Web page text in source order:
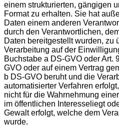
einem strukturierten, gängigen
Format zu erhalten. Sie hat
Daten einem anderen
durch den Verantwortlichen,
Daten bereitgestellt wurden, zu
Verarbeitung auf der
Buchstabe a DS-GVO oder Art.
GVO oder auf einem Vertrag
b DS-GVO beruht und die
automatisierter Verfahren
nicht für die Wahrnehmung
im öffentlichen Interesseliegt
Gewalt erfolgt, welche dem
wurde.